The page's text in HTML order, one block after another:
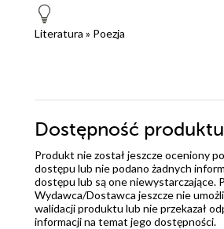
Literatura » Poezja
Dostępność produktu
Produkt nie został jeszcze oceniony
dostępu lub nie podano żadnych
dostępu lub są one niewystarczające.
Wydawca/Dostawca jeszcze nie
walidacji produktu lub nie przekazał
informacji na temat jego dostępności.